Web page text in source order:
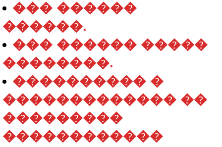
��� ������
������.
��� ������ �����
��������.
���������� �
������������� ��
���������
������������